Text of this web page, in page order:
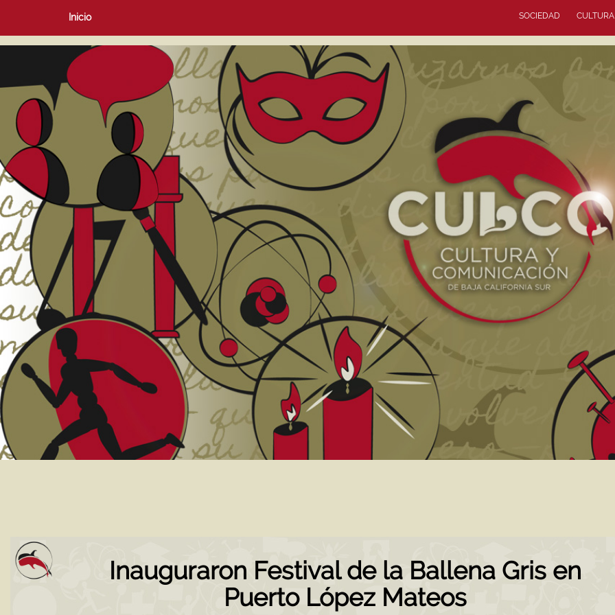
Inicio SOCIEDAD CULTURA
Inauguraron Festival de la Ballena Gris en
Puerto López Mateos